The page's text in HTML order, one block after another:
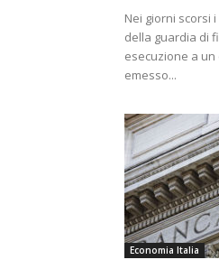
Nei giorni scorsi
della guardia di
esecuzione a
emesso...
Economia Italia